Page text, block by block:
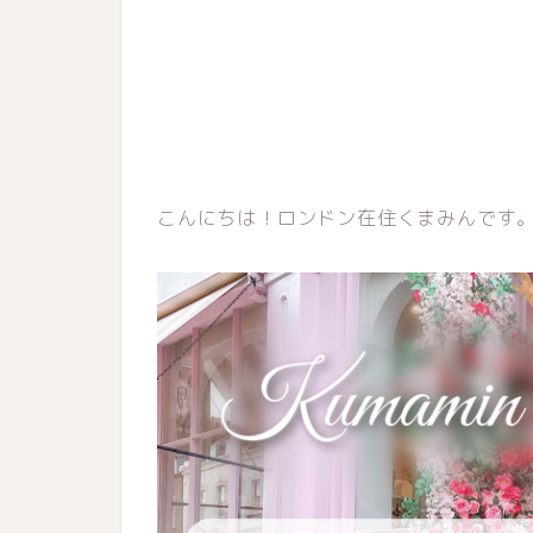
こんにちは！ロンドン在住くまみんです